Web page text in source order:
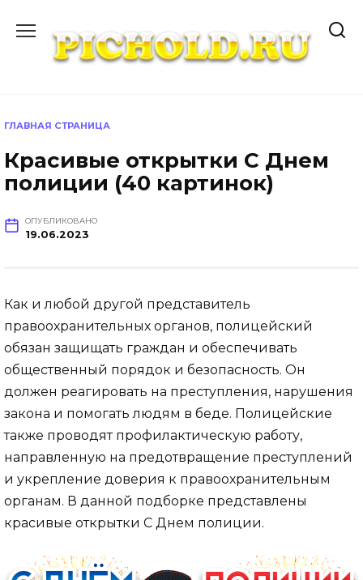
содержанию
ГЛАВНАЯ СТРАНИЦА
Красивые открытки С Днем
полиции (40 картинок)
ОПУБЛИКОВАНО
19.06.2023
Как и любой другой представитель
правоохранительных органов, полицейский
обязан защищать граждан и обеспечивать
общественный порядок и безопасность. Он
должен реагировать на преступления, нарушения
закона и помогать людям в беде. Полицейские
также проводят профилактическую работу,
направленную на предотвращение преступлений
и укрепление доверия к правоохранительным
органам. В данной подборке представлены
красивые открытки С Днем полиции.